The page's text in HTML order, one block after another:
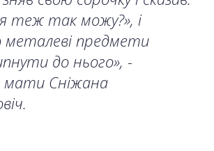
теж так можу?», і
предмети
до нього», -
мати Сніжана